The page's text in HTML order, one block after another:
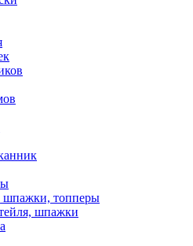
шпажки, топперы
шпажки